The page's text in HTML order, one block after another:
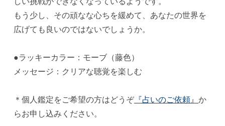
もう少し、その頑なな心ちを緩めて、あなたの世界を
広げても良いのではないでしょうか。
●ラッキーカラー：モーブ（藤色）
メッセージ：クリアな聴覚を楽しむ
＊個人鑑定をご希望の方はどうぞ『占いのご依頼』 か
らお申し込みください。